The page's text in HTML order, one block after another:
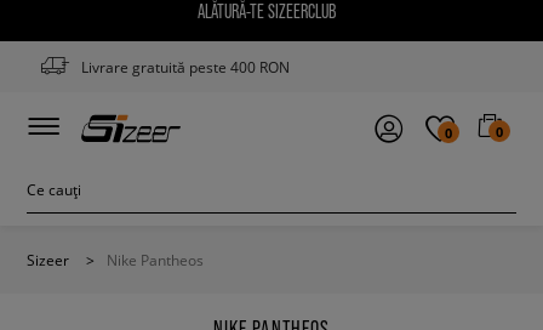
ALĂTURĂ-TE SIZEERCLUB
Livrare gratuită peste 400 RON
0 0
Sizeer > Nike Pantheos